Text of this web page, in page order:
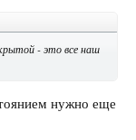
- это все наш
нужно еще